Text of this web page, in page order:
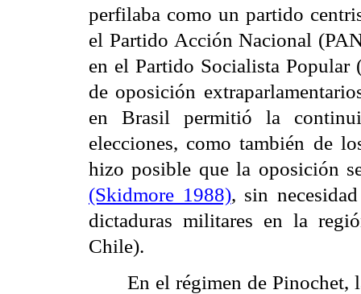
perfilaba como un partido
el Partido Acción Nacional
en el Partido Socialista
de oposición
en Brasil permitió la
elecciones, como también de
hizo posible que la oposición
(Skidmore 1988), sin
dictaduras militares en la
Chile).
En el régimen de Pinochet,